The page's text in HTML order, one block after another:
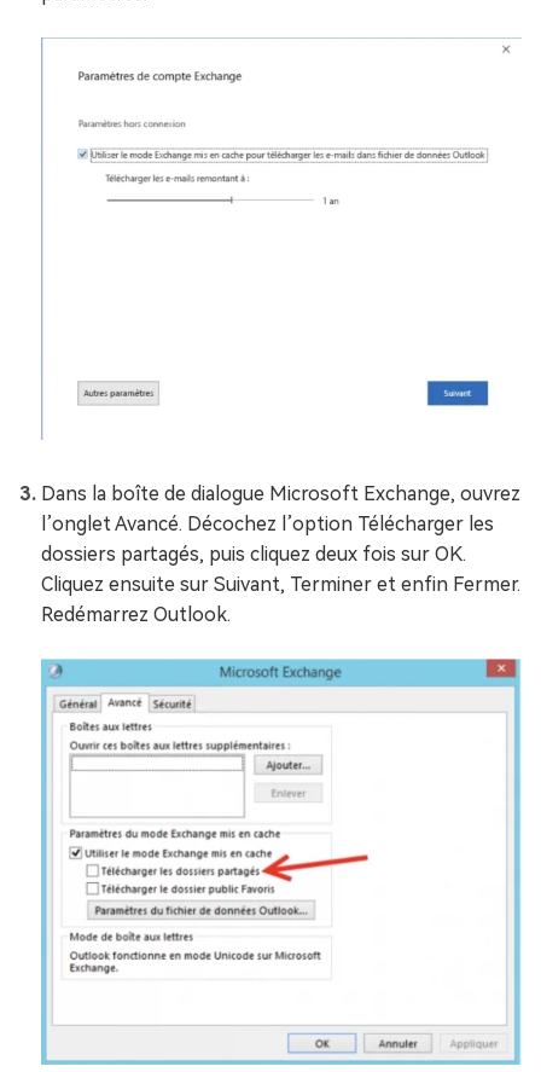
Dans la boîte de dialogue Microsoft Exchange, ouvrez
l’onglet Avancé. Décochez l’option Télécharger les
dossiers partagés, puis cliquez deux fois sur OK.
Cliquez ensuite sur Suivant, Terminer et enfin Fermer.
Redémarrez Outlook.